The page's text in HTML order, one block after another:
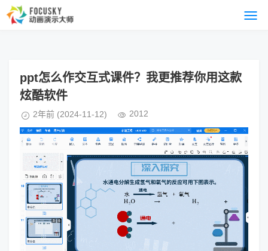
ppt怎么作交互式课件？我更推荐你用这款
炫酷软件
2年前 (2024-11-12) 2012